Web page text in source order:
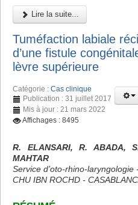
Lire la suite...
Tuméfaction labiale
d’une fistule
lèvre supérieure
Catégorie : Cas clinique
Publication : 31 juillet 2017
Mis à jour : 21 mars 2022
Affichages : 8495
R. ELANSARI, R. ABADA,
MAHTAR
Service d’oto-rhino-laryngologie
CHU IBN ROCHD -